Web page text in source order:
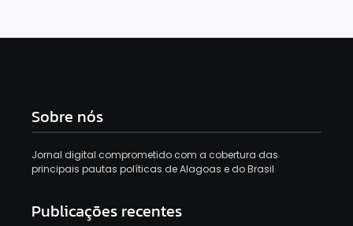
Sobre nós
Jornal digital comprometido com a cobertura das
principais pautas políticas de Alagoas e do Brasil
Publicações recentes